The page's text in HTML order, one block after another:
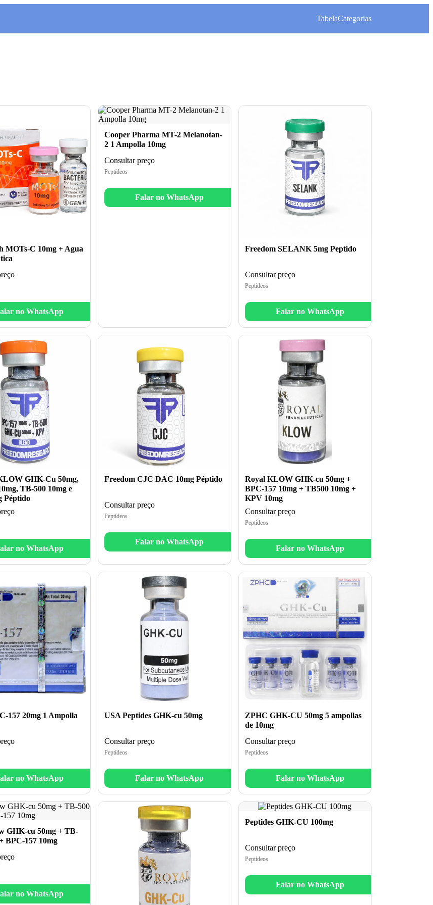
TabelaCategorias
MOTs-C 10mg + Agua
no WhatsApp
Cooper Pharma MT-2 Melanotan-
2 1 Ampolla 10mg
Consultar preço
Peptídeos
Falar no WhatsApp
Freedom SELANK 5mg Peptido
Consultar preço
Peptídeos
Falar no WhatsApp
GHK-Cu 50mg,
TB-500 10mg e
Péptido
no WhatsApp
Freedom CJC DAC 10mg Péptido
Consultar preço
Peptídeos
Falar no WhatsApp
Royal KLOW GHK-cu 50mg +
BPC-157 10mg + TB500 10mg +
KPV 10mg
Consultar preço
Peptídeos
Falar no WhatsApp
157 20mg 1 Ampolla
no WhatsApp
USA Peptides GHK-cu 50mg
Consultar preço
Peptídeos
Falar no WhatsApp
ZPHC GHK-CU 50mg 5 ampollas
de 10mg
Consultar preço
Peptídeos
Falar no WhatsApp
GHK-cu 50mg + TB-
BPC-157 10mg
no WhatsApp
Peptides GHK-CU 100mg
Consultar preço
Peptídeos
Falar no WhatsApp